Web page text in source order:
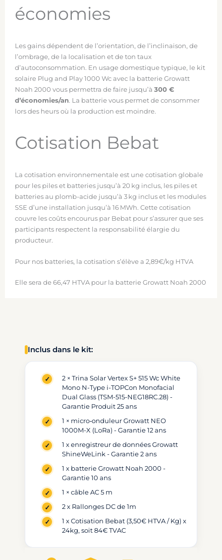
économies
Les gains dépendent de l’orientation, de l’inclinaison, de
l’ombrage, de la localisation et de ton taux
d’autoconsommation. En usage domestique typique, le kit
solaire Plug and Play 1000 Wc avec la batterie Growatt
Noah 2000 vous permettra de faire jusqu’à 300 €
d’économies/an. La batterie vous permet de consommer
lors des heurs où la production est moindre.
Cotisation Bebat
La cotisation environnementale est une cotisation globale
pour les piles et batteries jusqu’à 20 kg inclus, les piles et
batteries au plomb-acide jusqu’à 3 kg inclus et les modules
SSE d’une installation jusqu’à 16 MWh. Cette cotisation
couvre les coûts encourus par Bebat pour s’assurer que ses
participants respectent la responsabilité élargie du
producteur.
Pour nos batteries, la cotisation s’élève a 2,89€/kg HTVA
Elle sera de 66,47 HTVA pour la batterie Growatt Noah 2000
Inclus dans le kit:
2 × Trina Solar Vertex S+ 515 Wc White
Mono N-Type i-TOPCon Monofacial
Dual Glass (TSM-515-NEG18RC.28) -
Garantie Produit 25 ans
1 × micro‑onduleur Growatt NEO
1000M-X (LoRa) - Garantie 12 ans
1 x enregistreur de données Growatt
ShineWeLink - Garantie 2 ans
1 x batterie Growatt Noah 2000 -
Garantie 10 ans
1 × câble AC 5 m
2 x Rallonges DC de 1m
1 x Cotisation Bebat (3,50€ HTVA / Kg) x
24kg, soit 84€ TVAC